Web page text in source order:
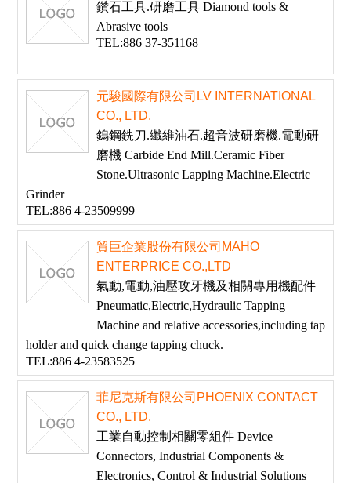
鑽石工具.研磨工具 Diamond tools &
Abrasive tools
TEL:886 37-351168
元駿國際有限公司LV INTERNATIONAL
CO., LTD.
鎢鋼銑刀.纖維油石.超音波研磨機.電動研
磨機 Carbide End Mill.Ceramic Fiber
Stone.Ultrasonic Lapping Machine.Electric
Grinder
TEL:886 4-23509999
貿巨企業股份有限公司MAHO
ENTERPRICE CO.,LTD
氣動,電動,油壓攻牙機及相關專用機配件
Pneumatic,Electric,Hydraulic Tapping
Machine and relative accessories,including tap
holder and quick change tapping chuck.
TEL:886 4-23583525
菲尼克斯有限公司PHOENIX CONTACT
CO., LTD.
工業自動控制相關零組件 Device
Connectors, Industrial Components &
Electronics, Control & Industrial Solutions